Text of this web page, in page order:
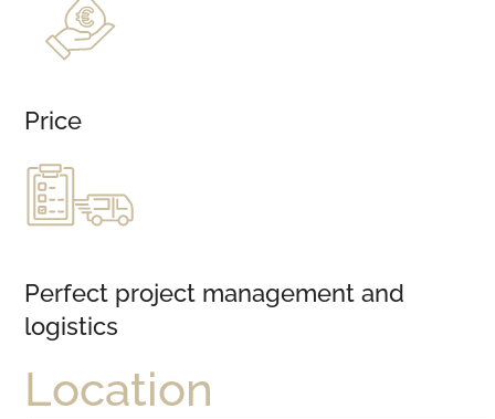
Price
Perfect project management and
logistics
Location